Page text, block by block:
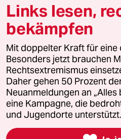
© 2026 taz Verlags und
Alle Rechte vorbehalten. Bei
wenden Sie sich bitte an
Feedback Redaktionsstatut
Leitlinie Informant
Seitenwende Einwilligungen
Links lesen,
bekämpfen
Mit doppelter Kraft für eine
Besonders jetzt brauchen
Rechtsextremismus
Daher gehen 50 Prozent
Neuanmeldungen an
eine Kampagne, die
und Jugendorte